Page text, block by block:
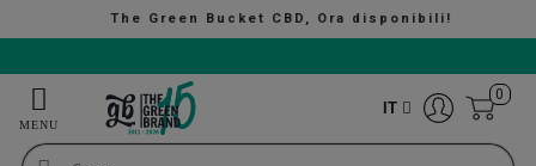
The Green Bucket CBD, Ora disponibili!
IT
0